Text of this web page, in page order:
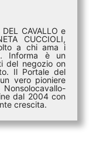
CAVALLO e
CUCCIOLI,
a chi ama i
Informa è un
del negozio on
Il Portale del
vero pioniere
dal 2004 con
crescita.